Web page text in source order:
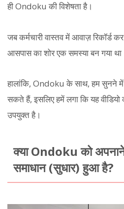
ही Ondoku की विशेषता है।
जब कर्मचारी वास्तव में आवाज़ रिकॉर्ड
आसपास का शोर एक समस्या बन गया
हालांकि, Ondoku के साथ, हम सुनने
सकते हैं, इसलिए हमें लगा कि यह वीडियो
उपयुक्त है।
क्या Ondoku को अपनाने
समाधान (सुधार) हुआ है?